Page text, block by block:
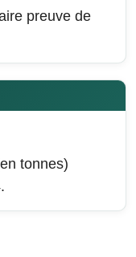
preuve de
tonnes)